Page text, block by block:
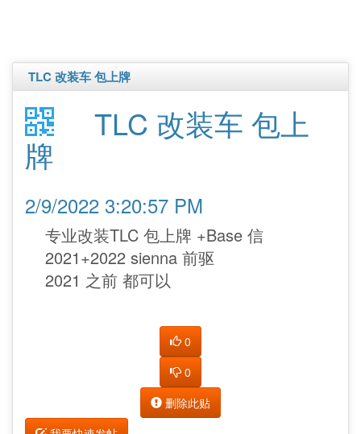
TLC 改装车 包上牌
TLC 改装车 包上
牌
2/9/2022 3:20:57 PM
专业改装TLC 包上牌 +Base 信
2021+2022 sienna 前驱
2021 之前 都可以
0
0
删除此贴